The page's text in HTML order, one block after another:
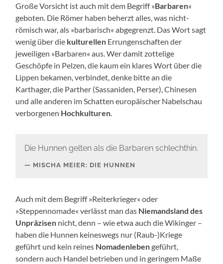
Große Vorsicht ist auch mit dem Begriff »Barbaren«
geboten. Die Römer haben beherzt alles, was nicht-
römisch war, als »barbarisch« abgegrenzt. Das Wort sagt
wenig über die kulturellen Errungenschaften der
jeweiligen »Barbaren« aus. Wer damit zottelige
Geschöpfe in Pelzen, die kaum ein klares Wort über die
Lippen bekamen, verbindet, denke bitte an die
Karthager, die Parther (Sassaniden, Perser), Chinesen
und alle anderen im Schatten europäischer Nabelschau
verborgenen Hochkulturen.
Die Hunnen gelten als die Barbaren schlechthin.
MISCHA MEIER: DIE HUNNEN
Auch mit dem Begriff »Reiterkrieger« oder
»Steppennomade« verlässt man das Niemandsland des
Unpräzisen nicht, denn – wie etwa auch die Wikinger –
haben die Hunnen keineswegs nur (Raub-)Kriege
geführt und kein reines Nomadenlebengeführt,
sondern auch Handel betrieben und in geringem Maße